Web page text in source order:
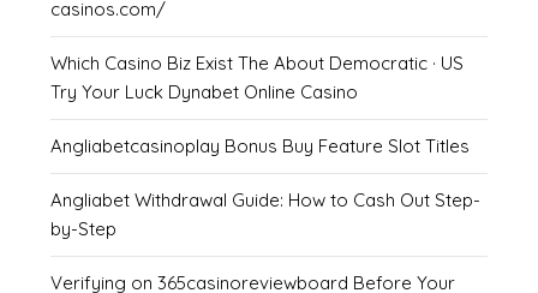
casinos.com/
Which Casino Biz Exist The About Democratic · US
Try Your Luck Dynabet Online Casino
Angliabetcasinoplay Bonus Buy Feature Slot Titles
Angliabet Withdrawal Guide: How to Cash Out Step-
by-Step
Verifying on 365casinoreviewboard Before Your